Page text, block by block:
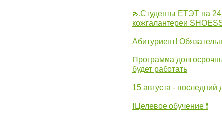
👠Студенты ЕТЭТ на
кожгалантереи
Абитуриент!
Программа
будет работать
15 августа - последний
❗Целевое обучение ❗